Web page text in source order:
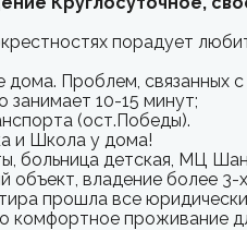
порадует
Проблем, связанных
10-15 минут;
(ост.Победы).
и Школа у дома!
больница детская, МЦ
владение более 3-
прошла все
комфортное проживание